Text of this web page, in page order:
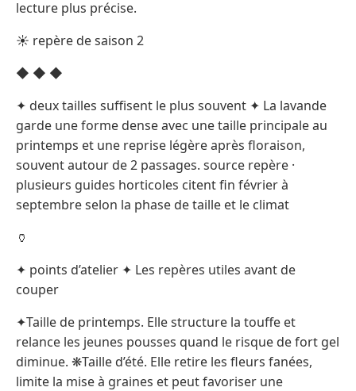
lecture plus précise.
☀ repère de saison 2
◆ ◆ ◆
✦ deux tailles suffisent le plus souvent ✦ La lavande
garde une forme dense avec une taille principale au
printemps et une reprise légère après floraison,
souvent autour de 2 passages. source repère ·
plusieurs guides horticoles citent fin février à
septembre selon la phase de taille et le climat
🏺
✦ points d’atelier ✦ Les repères utiles avant de
couper
✦Taille de printemps. Elle structure la touffe et
relance les jeunes pousses quand le risque de fort gel
diminue. ❋Taille d’été. Elle retire les fleurs fanées,
limite la mise à graines et peut favoriser une